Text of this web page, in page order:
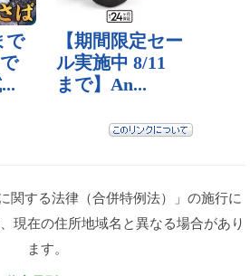
関する法律（合併特例法）」の施行に
現在の住所地域名と異なる場合があり
ます。